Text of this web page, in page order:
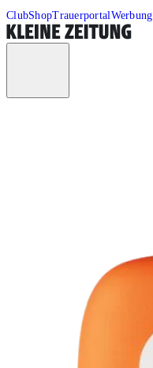
ClubShopTrauerportalWerbung